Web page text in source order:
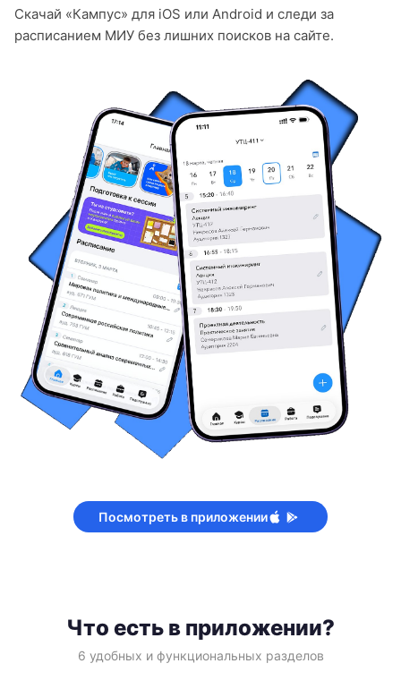
Скачай «Кампус» для iOS или Android и следи за
расписанием МИУ без лишних поисков на сайте.
Посмотреть в приложении
Что есть в приложении?
6 удобных и функциональных разделов